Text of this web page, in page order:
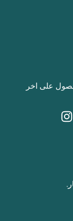
على اخر